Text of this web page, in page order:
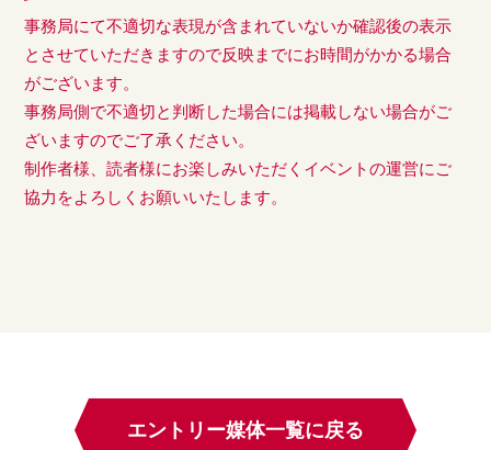
事務局にて不適切な表現が含まれていないか確認後の表示
とさせていただきますので反映までにお時間がかかる場合
がございます。
事務局側で不適切と判断した場合には掲載しない場合がご
ざいますのでご了承ください。
制作者様、読者様にお楽しみいただくイベントの運営にご
協力をよろしくお願いいたします。
エントリー媒体一覧に戻る